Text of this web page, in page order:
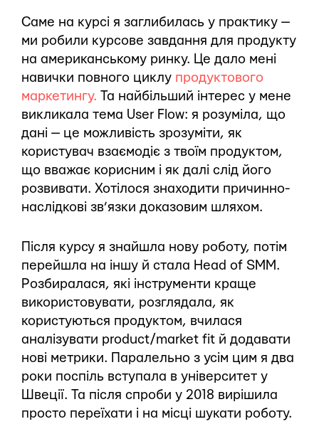
Саме на курсі я заглибилась у практику —
ми робили курсове завдання для продукту
на американському ринку. Це дало мені
навички повного циклу продуктового
маркетингу. Та найбільший інтерес у мене
викликала тема User Flow: я розуміла, що
дані — це можливість зрозуміти, як
користувач взаємодіє з твоїм продуктом,
що вважає корисним і як далі слід його
розвивати. Хотілося знаходити причинно-
наслідкові зв’язки доказовим шляхом.
Після курсу я знайшла нову роботу, потім
перейшла на іншу й стала Head of SMM.
Розбиралася, які інструменти краще
використовувати, розглядала, як
користуються продуктом, вчилася
аналізувати product/market fit й додавати
нові метрики. Паралельно з усім цим я два
роки поспіль вступала в університет у
Швеції. Та після спроби у 2018 вирішила
просто переїхати і на місці шукати роботу.